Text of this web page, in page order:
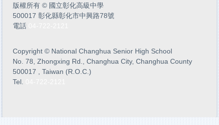
版權所有 © 國立彰化高級中學
500017 彰化縣彰化市中興路78號
電話
Copyright © National Changhua Senior High School
No. 78, Zhongxing Rd., Changhua City, Changhua County
500017 , Taiwan (R.O.C.)
Tel.